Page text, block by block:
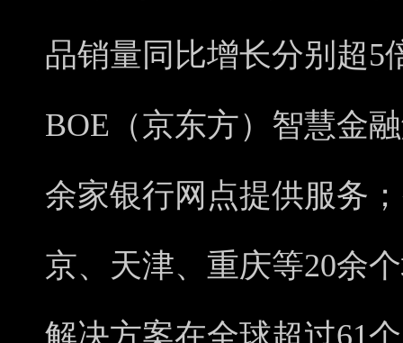
品销量同比增长分别超5
BOE（京东方）智慧金
余家银行网点提供服务
京、天津、重庆等20余
解决方案在全球超过61